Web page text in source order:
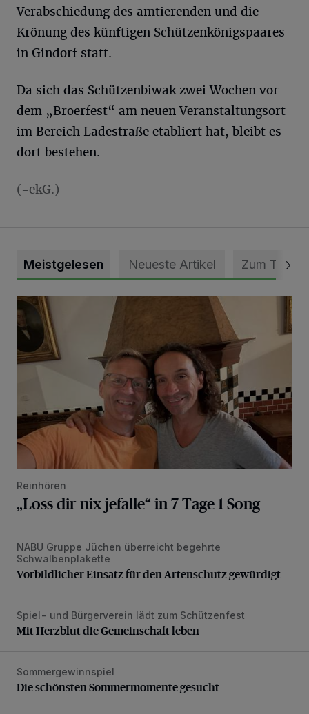
Verabschiedung des amtierenden und die
Krönung des künftigen Schützenkönigspaares
in Gindorf statt.
Da sich das Schützenbiwak zwei Wochen vor
dem „Broerfest“ am neuen Veranstaltungsort
im Bereich Ladestraße etabliert hat, bleibt es
dort bestehen.
(-ekG.)
Meistgelesen Neueste Artikel Zum Thema
„Loss dir nix jefalle“ in 7 Tage 1 Song
Reinhören
„Loss dir nix jefalle“ in 7 Tage 1 Song
Vorbildlicher Einsatz für den Artenschutz gewürdigt
NABU Gruppe Jüchen überreicht begehrte
Schwalbenplakette
Vorbildlicher Einsatz für den Artenschutz gewürdigt
Mit Herzblut die Gemeinschaft leben
Spiel- und Bürgerverein lädt zum Schützenfest
Mit Herzblut die Gemeinschaft leben
Die schönsten Sommermomente gesucht
Sommergewinnspiel
Die schönsten Sommermomente gesucht